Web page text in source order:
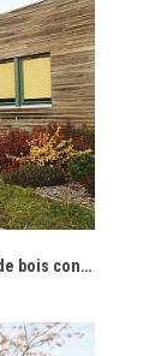
La succession de volumes incurvés habillés de bois contraste avec un mur rectiligne de béton formant écran.